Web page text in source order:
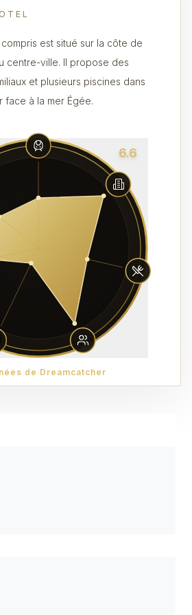
est situé sur la côte de
centre-ville. Il propose des
et plusieurs piscines dans
face à la mer Égée.
6.6
de Dreamcatcher